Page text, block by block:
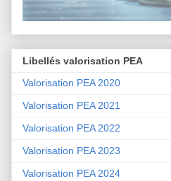
Libellés valorisation PEA
Valorisation PEA 2020
Valorisation PEA 2021
Valorisation PEA 2022
Valorisation PEA 2023
Valorisation PEA 2024